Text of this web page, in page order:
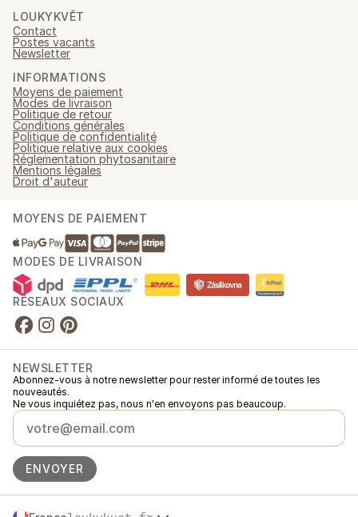
LOUKYKVĚT
Contact
Postes vacants
Newsletter
INFORMATIONS
Moyens de paiement
Modes de livraison
Politique de retour
Conditions générales
Politique de confidentialité
Politique relative aux cookies
Réglementation phytosanitaire
Mentions légales
Droit d'auteur
MOYENS DE PAIEMENT
MODES DE LIVRAISON
RÉSEAUX SOCIAUX
NEWSLETTER
Abonnez-vous à notre newsletter pour rester informé de toutes les
nouveautés.
Ne vous inquiétez pas, nous n'en envoyons pas beaucoup.
ENVOYER